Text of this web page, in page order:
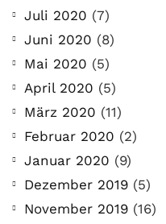
Juli 2020 (7)
Juni 2020 (8)
Mai 2020 (5)
April 2020 (5)
März 2020 (11)
Februar 2020 (2)
Januar 2020 (9)
Dezember 2019 (5)
November 2019 (16)